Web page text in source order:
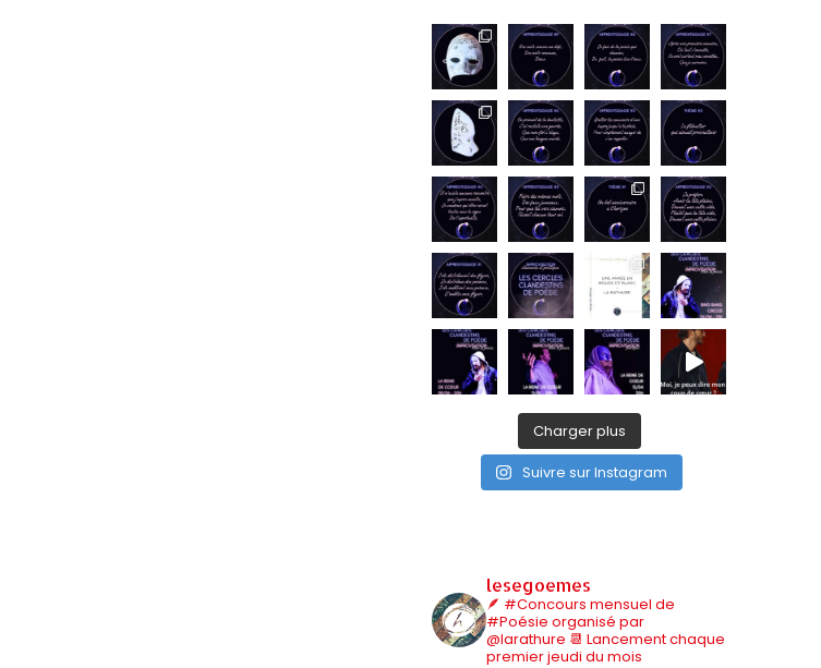
Charger plus
Suivre sur Instagram
lesegoemes
🪶 #Concours mensuel de
#Poésie organisé par
@larathure 📆 Lancement chaque
premier jeudi du mois